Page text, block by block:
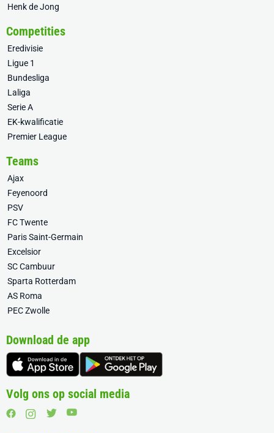
Henk de Jong
Competities
Eredivisie
Ligue 1
Bundesliga
Laliga
Serie A
EK-kwalificatie
Premier League
Teams
Ajax
Feyenoord
PSV
FC Twente
Paris Saint-Germain
Excelsior
SC Cambuur
Sparta Rotterdam
AS Roma
PEC Zwolle
Download de app
Volg ons op social media